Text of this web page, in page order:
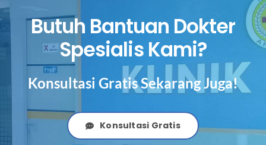
Butuh Bantuan Dokter
Spesialis Kami?
Konsultasi Gratis Sekarang Juga!
Konsultasi Gratis